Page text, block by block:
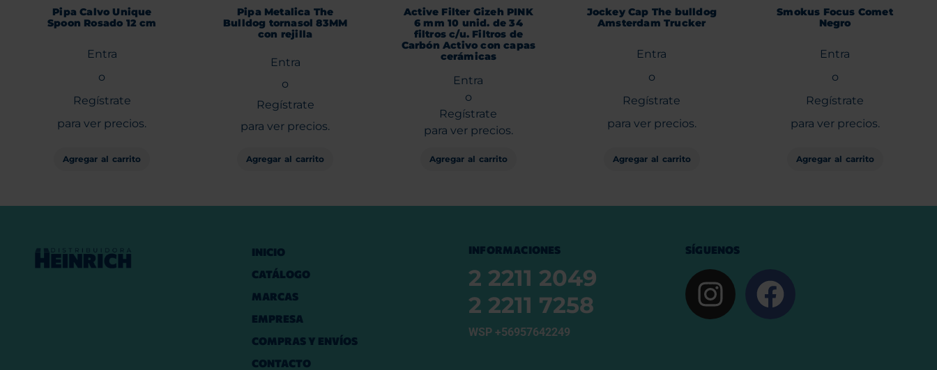
Pipa Calvo Unique
Spoon Rosado 12 cm
Entra
o
Regístrate
para ver precios.
Agregar al carrito
Pipa Metalica The
Bulldog tornasol 83MM
con rejilla
Entra
o
Regístrate
para ver precios.
Agregar al carrito
Active Filter Gizeh PINK
6 mm 10 unid. de 34
filtros c/u. Filtros de
Carbón Activo con capas
cerámicas
Entra
o
Regístrate
para ver precios.
Agregar al carrito
Jockey Cap The bulldog
Amsterdam Trucker
Entra
o
Regístrate
para ver precios.
Agregar al carrito
Smokus Focus Comet
Negro
Entra
o
Regístrate
para ver precios.
Agregar al carrito
INICIO
CATÁLOGO
MARCAS
EMPRESA
COMPRAS Y ENVÍOS
CONTACTO
INFORMACIONES
2 2211 2049
2 2211 7258
WSP +56957642249
SÍGUENOS